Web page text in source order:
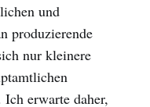
und
produzierende
nur kleinere
erwarte daher,